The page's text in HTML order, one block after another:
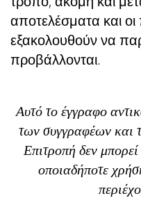
αποτελέσματα και
εξακολουθούν να
προβάλλονται.
Αυτό το έγγραφο
των συγγραφέων και
Επιτροπή δεν
οποιαδήποτε